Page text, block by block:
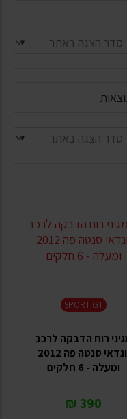
SPORT GT
רוח הדבקה לרכב
יונדאי סנטה פה 2012
ומעלה - 6 חלקים
390 ₪